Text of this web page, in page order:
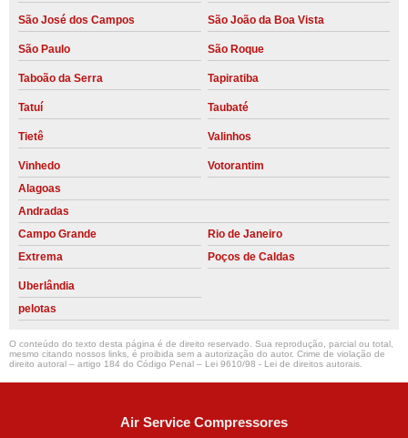
São José dos Campos São João da Boa Vista
São Paulo São Roque
Taboão da Serra Tapiratiba
Tatuí Taubaté
Tietê Valinhos
Vinhedo
Votorantim
Alagoas
Andradas
Campo Grande
Rio de Janeiro
Extrema
Poços de Caldas
Uberlândia
pelotas
O conteúdo do texto desta página é de direito reservado. Sua reprodução, parcial ou total,
mesmo citando nossos links, é proibida sem a autorização do autor. Crime de violação de
direito autoral – artigo 184 do Código Penal – Lei 9610/98 - Lei de direitos autorais.
Air Service Compressores